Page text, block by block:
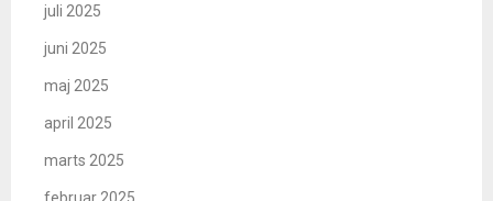
juli 2025
juni 2025
maj 2025
april 2025
marts 2025
februar 2025